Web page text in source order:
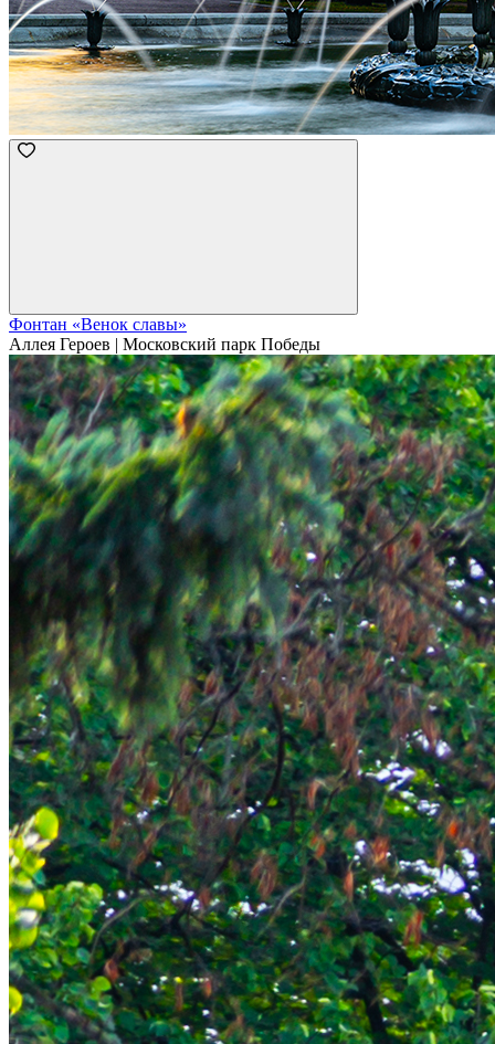
Фонтан «Венок славы»
Аллея Героев | Московский парк Победы